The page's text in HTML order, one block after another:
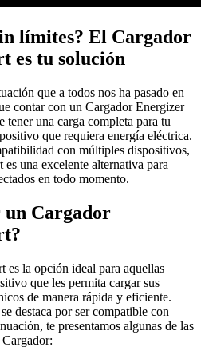
límites? El Cargador
es tu solución
que a todos nos ha pasado en
contar con un Cargador Energizer
tener una carga completa para tu
que requiera energía eléctrica.
con múltiples dispositivos,
una excelente alternativa para
en todo momento.
un Cargador
es la opción ideal para aquellas
que les permita cargar sus
de manera rápida y eficiente.
destaca por ser compatible con
te presentamos algunas de las
Cargador: